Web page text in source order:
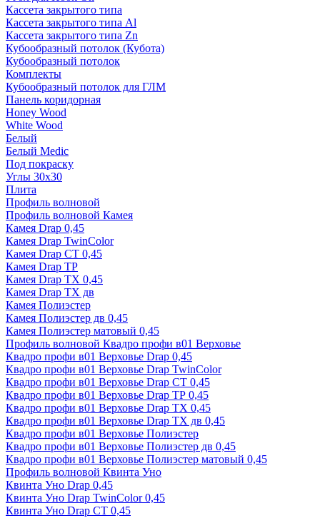
Кассета закрытого типа
Кассета закрытого типа Al
Кассета закрытого типа Zn
Кубообразный потолок (Кубота)
Кубообразный потолок
Комплекты
Кубообразный потолок для ГЛМ
Панель коридорная
Honey Wood
White Wood
Белый
Белый Medic
Под покраску
Углы 30х30
Плита
Профиль волновой
Профиль волновой Камея
Камея Drap 0,45
Камея Drap TwinColor
Камея Drap СТ 0,45
Камея Drap ТР
Камея Drap ТХ 0,45
Камея Drap ТХ дв
Камея Полиэстер
Камея Полиэстер дв 0,45
Камея Полиэстер матовый 0,45
Профиль волновой Квадро профи в01 Верховье
Квадро профи в01 Верховье Drap 0,45
Квадро профи в01 Верховье Drap TwinColor
Квадро профи в01 Верховье Drap СТ 0,45
Квадро профи в01 Верховье Drap ТР 0,45
Квадро профи в01 Верховье Drap ТХ 0,45
Квадро профи в01 Верховье Drap ТХ дв 0,45
Квадро профи в01 Верховье Полиэстер
Квадро профи в01 Верховье Полиэстер дв 0,45
Квадро профи в01 Верховье Полиэстер матовый 0,45
Профиль волновой Квинта Уно
Квинта Уно Drap 0,45
Квинта Уно Drap TwinColor 0,45
Квинта Уно Drap СТ 0,45